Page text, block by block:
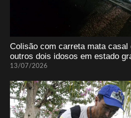
Colisão com carreta mata casal
outros dois idosos em estado
13/07/2026